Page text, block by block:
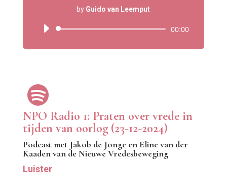
by Guido van Leemput
Audio
00:00

NPO Radio 1: Praten over vrede in
tijden van oorlog (23-12-2024)
Podcast met Jakob de Jonge en Eline van der
Kaaden van de Nieuwe Vredesbeweging
Luister